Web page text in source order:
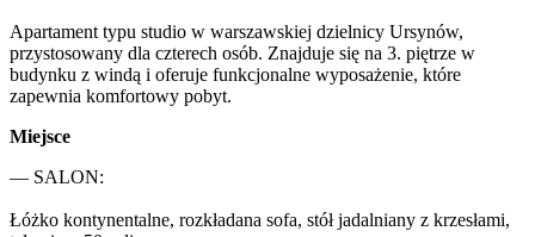
Apartament typu studio w warszawskiej dzielnicy Ursynów,
przystosowany dla czterech osób. Znajduje się na 3. piętrze w
budynku z windą i oferuje funkcjonalne wyposażenie, które
zapewnia komfortowy pobyt.
Miejsce
— SALON:
Łóżko kontynentalne, rozkładana sofa, stół jadalniany z krzesłami,